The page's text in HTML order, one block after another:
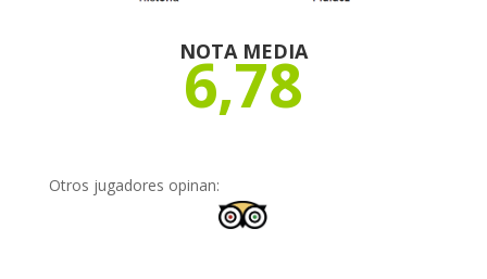
NOTA MEDIA
6,78
Otros jugadores opinan: